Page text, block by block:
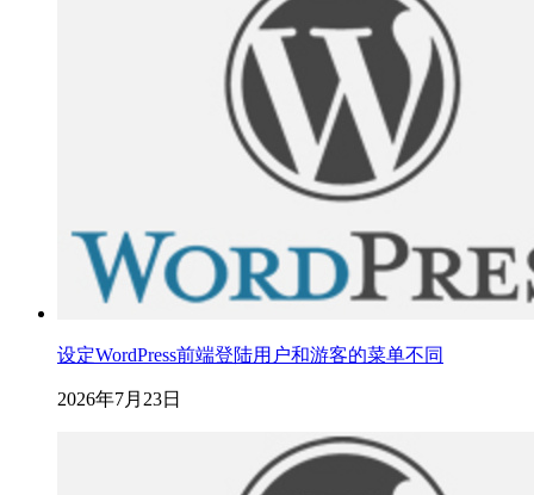
设定WordPress前端登陆用户和游客的菜单不同
2026年7月23日